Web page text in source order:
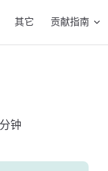
其它 贡献指南
钟